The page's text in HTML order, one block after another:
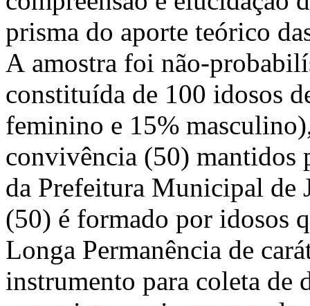
prisma do aporte teórico
A amostra foi não-
constituída de 100 idosos
feminino e 15%
convivência (50) mantidos
da Prefeitura Municipal de
(50) é formado por idosos
Longa Permanência de
instrumento para coleta de